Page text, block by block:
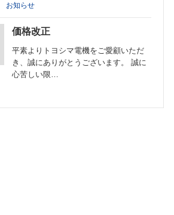
お知らせ
価格改正
平素よりトヨシマ電機をご愛顧いただ
き、誠にありがとうございます。 誠に
心苦しい限…